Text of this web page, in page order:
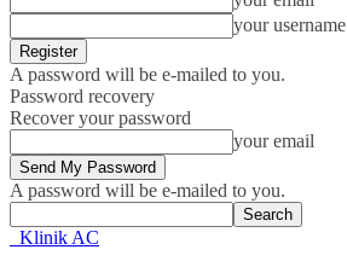
your username
A password will be e-mailed to you.
Password recovery
Recover your password
your email
A password will be e-mailed to you.
Klinik AC